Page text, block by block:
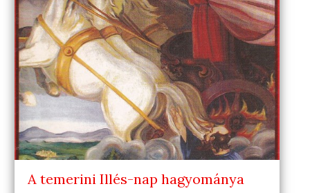
A temerini Illés-nap hagyománya